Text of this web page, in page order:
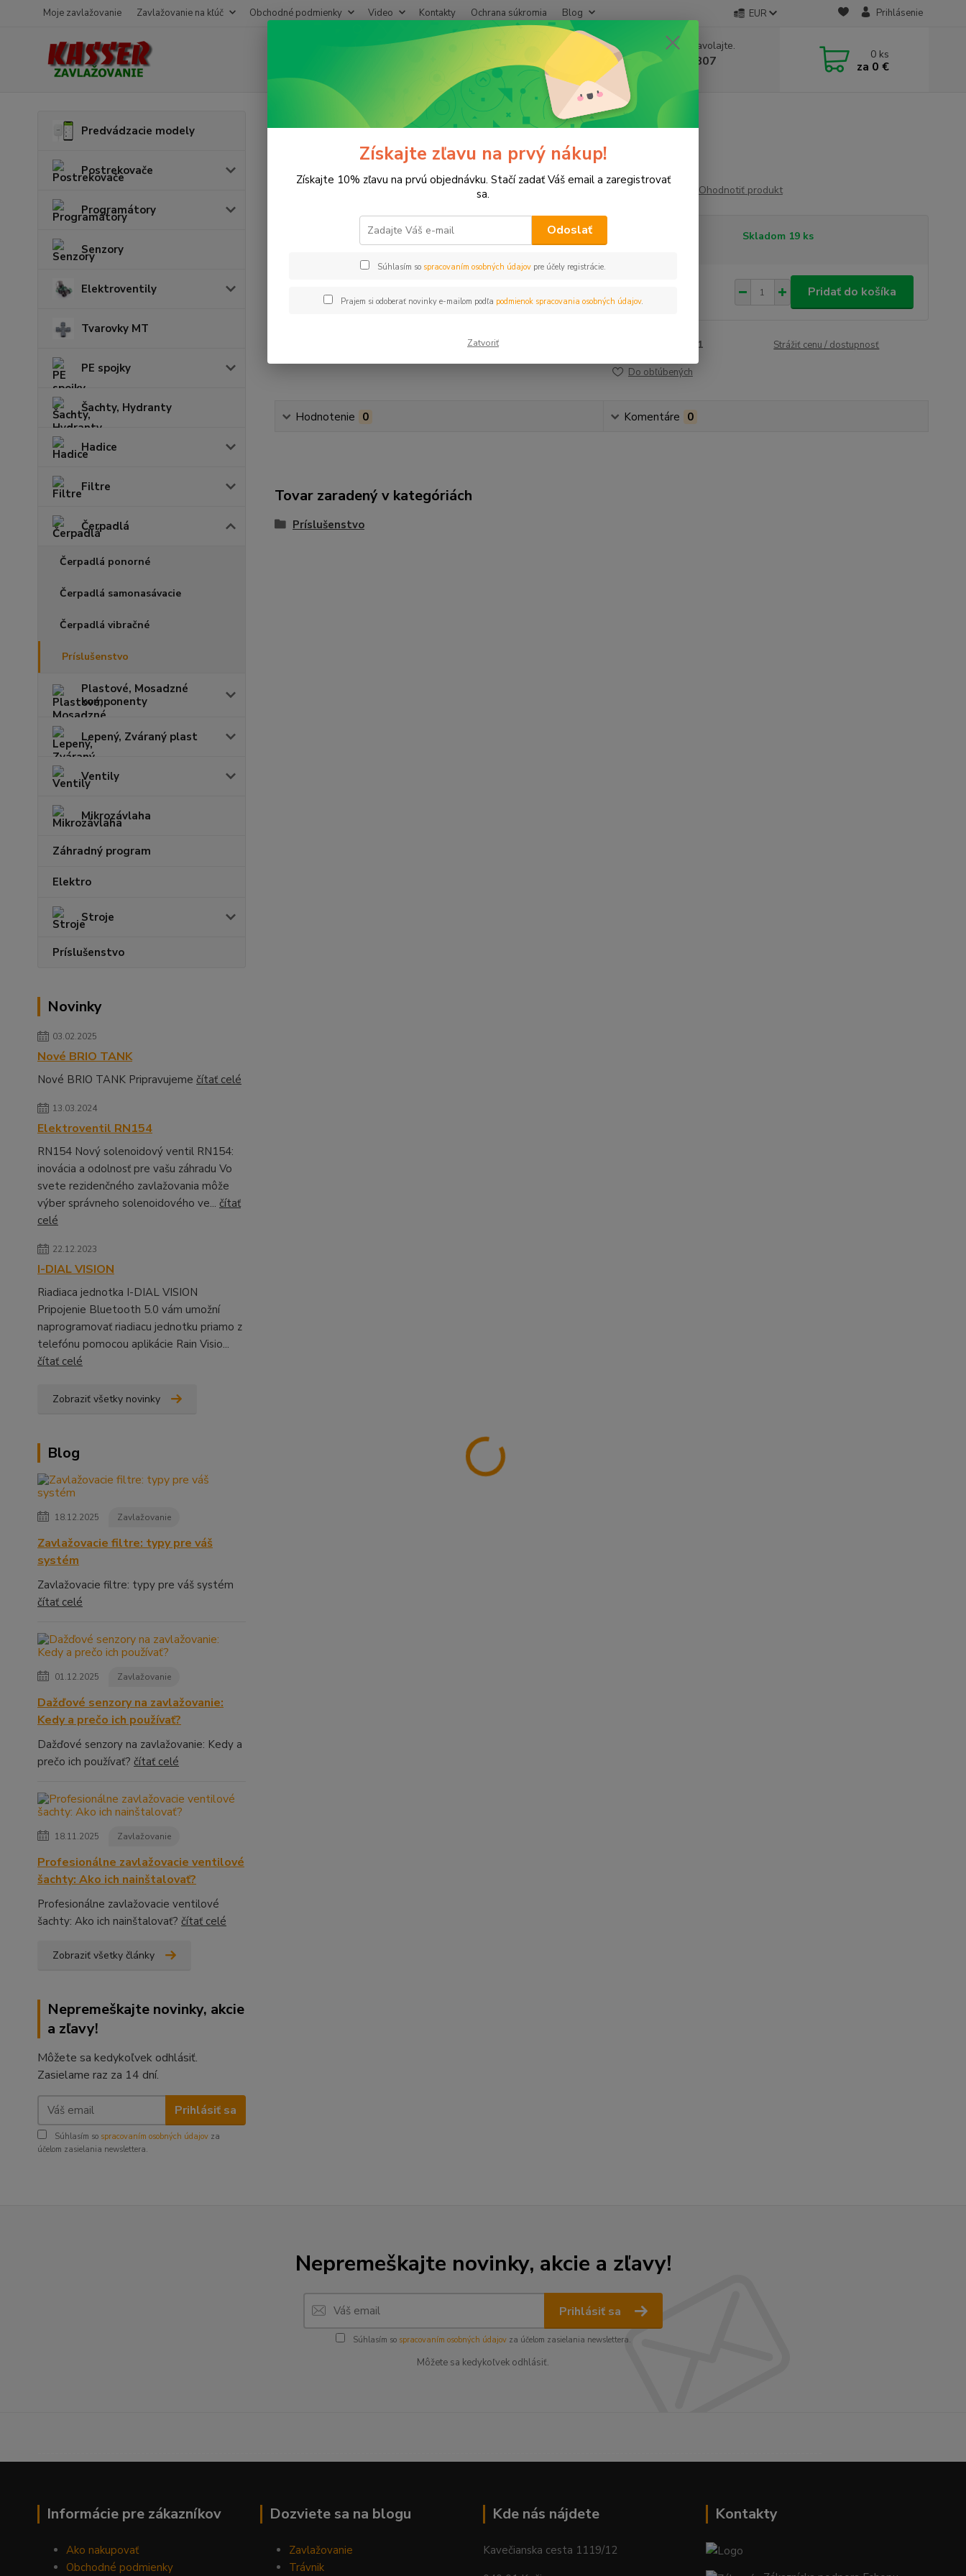
Moje zavlažovanie Zavlažovanie na kľúč Obchodné podmienky Video Kontakty Ochrana súkromia Blog EUR Prihlásenie
Neviete si rady? Zavolajte.
+421 911 131 807
(Po-Pia, 8-17 hod.)
0 ks
za 0 €
Predvádzacie modely
Postrekovače
Programátory
Senzory
Elektroventily
Tvarovky MT
PE spojky
Šachty, Hydranty
Hadice
Filtre
Čerpadlá
Čerpadlá ponorné
Čerpadlá samonasávacie
Čerpadlá vibračné
Príslušenstvo
Plastové, Mosadzné
komponenty
Lepený, Zváraný plast
Ventily
Mikrozávlaha
Záhradný program
Elektro
Stroje
Príslušenstvo
Novinky
03.02.2025
Nové BRIO TANK
Nové BRIO TANK Pripravujeme čítať celé
13.03.2024
Elektroventil RN154
RN154 Nový solenoidový ventil RN154:
inovácia a odolnosť pre vašu záhradu Vo
svete rezidenčného zavlažovania môže
výber správneho solenoidového ve... čítať
celé
22.12.2023
I-DIAL VISION
Riadiaca jednotka I-DIAL VISION
Pripojenie Bluetooth 5.0 vám umožní
naprogramovať riadiacu jednotku priamo z
telefónu pomocou aplikácie Rain Visio...
čítať celé
Zobraziť všetky novinky
Blog
18.12.2025 Zavlažovanie
Zavlažovacie filtre: typy pre váš
systém
Zavlažovacie filtre: typy pre váš systém
čítať celé
01.12.2025 Zavlažovanie
Dažďové senzory na zavlažovanie:
Kedy a prečo ich používať?
Dažďové senzory na zavlažovanie: Kedy a
prečo ich používať? čítať celé
18.11.2025 Zavlažovanie
Profesionálne zavlažovacie ventilové
šachty: Ako ich nainštalovať?
Profesionálne zavlažovacie ventilové
šachty: Ako ich nainštalovať? čítať celé
Zobraziť všetky články
Nepremeškajte novinky, akcie
a zľavy!
Môžete sa kedykoľvek odhlásiť.
Zasielame raz za 14 dní.
Prihlásiť sa
Súhlasím so spracovaním osobných údajov za
účelom zasielania newslettera.
Príslušenstvo Sací kôš 1/2"
Sací kôš 1/2"
Ohodnotiť produkt
Skladom 19 ks
1,05 €
Pridať do košíka
1061 Strážiť cenu / dostupnosť
Do obľúbených
Hodnotenie 0 Komentáre 0
Tovar zaradený v kategóriách
Príslušenstvo
Nepremeškajte novinky, akcie a zľavy!
Prihlásiť sa
Súhlasím so spracovaním osobných údajovza účelom zasielania newslettera.
Môžete sa kedykoľvek odhlásiť.
Informácie pre zákazníkov
Ako nakupovať
Obchodné podmienky
Dozviete sa na blogu
Zavlažovanie
Trávnik
Kde nás nájdete
Kavečianska cesta 1119/12
Kontakty
Získajte zľavu na prvý nákup!
Získajte 10% zľavu na prvú objednávku. Stačí zadať Váš email a zaregistrovať
sa.
Odoslať
Súhlasím so spracovaním osobných údajov pre účely registrácie.
Prajem si odoberať novinky e-mailom podľa podmienok spracovania osobných údajov.
Zatvoriť